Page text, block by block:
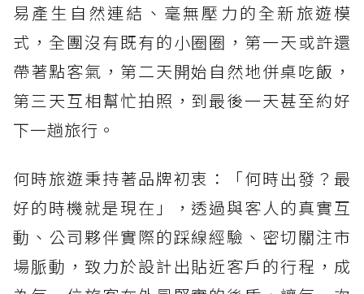
易產生自然連結、毫無壓力的全新旅遊模
式，全團沒有既有的小圈圈，第一天或許還
帶著點客氣，第二天開始自然地併桌吃飯，
第三天互相幫忙拍照，到最後一天甚至約好
下一趟旅行。
何時旅遊秉持著品牌初衷：「何時出發？最
好的時機就是現在」，透過與客人的真實互
動、公司夥伴實際的踩線經驗、密切關注市
場脈動，致力於設計出貼近客戶的行程，成